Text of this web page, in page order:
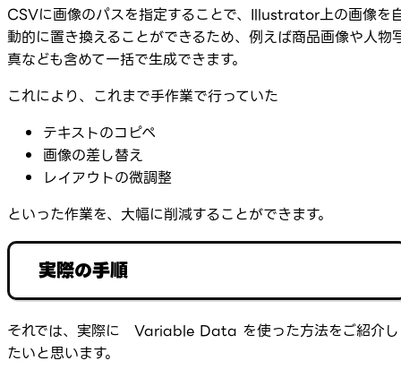
CSVに画像のパスを指定することで、Illustrator上の画像を
動的に置き換えることができるため、例えば商品画像や人物
真なども含めて一括で生成できます。
これにより、これまで手作業で行っていた
テキストのコピペ
画像の差し替え
レイアウトの微調整
といった作業を、大幅に削減することができます。
実際の手順
それでは、実際に Variable Data を使った方法をご紹介し
たいと思います。